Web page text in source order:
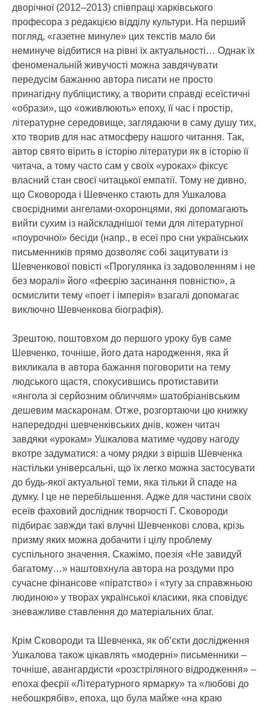
дворічної (2012–2013) співпраці харківського
професора з редакцією відділу культури. На перший
погляд, «газетне минуле» цих текстів мало би
неминуче відбитися на рівні їх актуальності… Однак їх
феноменальній живучості можна завдячувати
передусім бажанню автора писати не просто
принагідну публіцистику, а творити справді есеїстичні
«образи», що «оживлюють» епоху, її час і простір,
літературне середовище, заглядаючи в саму душу тих,
хто творив для нас атмосферу нашого читання. Так,
автор свято вірить в історію літератури як в історію її
читача, а тому часто сам у своїх «уроках» фіксує
власний стан своєї читацької емпатії. Тому не дивно,
що Сковорода і Шевченко стають для Ушкалова
своєрідними ангелами-охоронцями, які допомагають
вийти сухим із найскладнішої теми для літературної
«поурочної» бесіди (напр., в есеї про сни українських
письменників прямо дозволяє собі зацитувати із
Шевченкової повісті «Прогулянка із задоволенням і не
без моралі» його «феєрію засинання повністю», а
осмислити тему «поет і імперія» взагалі допомагає
виключно Шевченкова біографія).
Зрештою, поштовхом до першого уроку був саме
Шевченко, точніше, його дата народження, яка й
викликала в автора бажання поговорити на тему
людського щастя, спокусившись протиставити
«янгола зі серйозним обличчям» шатобріанівським
дешевим маскаронам. Отже, розгортаючи цю книжку
напередодні шевченківських днів, кожен читач
завдяки «урокам» Ушкалова матиме чудову нагоду
вкотре задуматися: а чому рядки з віршів Шевченка
настільки універсальні, що їх легко можна застосувати
до будь-якої актуальної теми, яка тільки й спаде на
думку. І це не перебільшення. Адже для частини своїх
есеїв фаховий дослідник творчості Г. Сковороди
підбирає завжди такі влучні Шевченкові слова, крізь
призму яких можна добачити і цілу проблему
суспільного значення. Скажімо, поезія «Не завидуй
багатому…» наштовхнула автора на роздуми про
сучасне фінансове «піратство» і «тугу за справжньою
людиною» у творах української класики, яка сповідує
зневажливе ставлення до матеріальних благ.
Крім Сковороди та Шевченка, як об’єкти дослідження
Ушкалова також цікавлять «модерні» письменники –
точніше, авангардисти «розстріляного відродження» –
епоха феєрії «Літературного ярмарку» та «любові до
небошкрябів», епоха, що була майже «на краю